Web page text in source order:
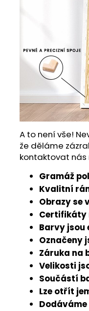
A to není vše!
že děláme
kontaktovat nás
Gramáž
Kvalitní
Obrazy se
Certifikáty
Barvy jsou
Označeny
Záruka na
Velikosti
Součástí
Lze otřít